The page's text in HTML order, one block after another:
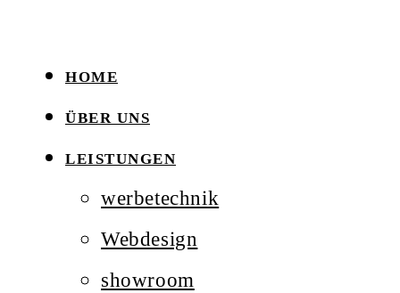
HOME
ÜBER UNS
LEISTUNGEN
werbetechnik
Webdesign
showroom